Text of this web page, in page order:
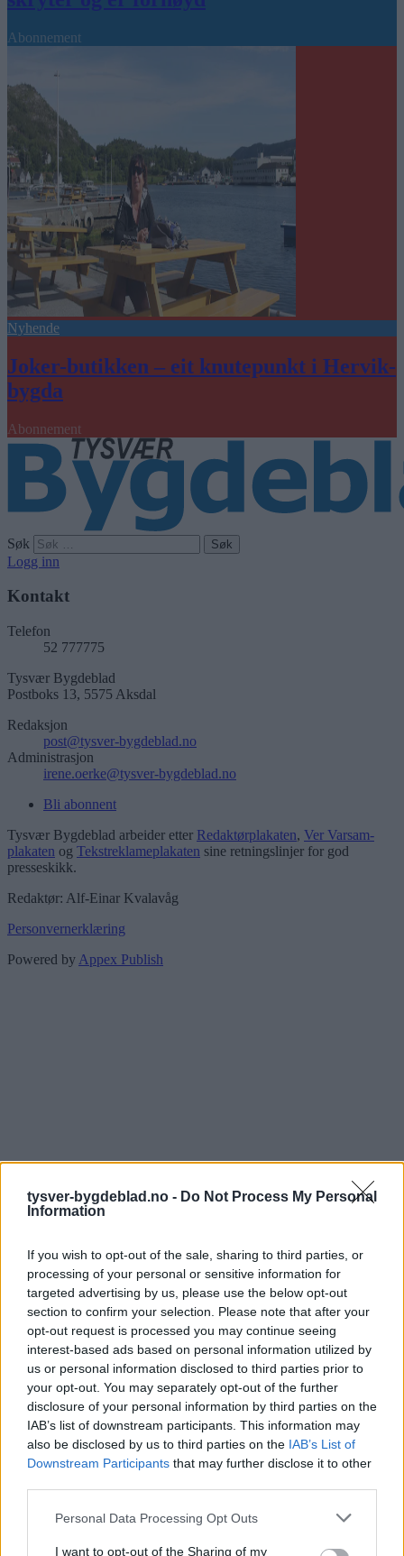
tysver-bygdeblad.no - Do Not Process My Personal
Information
If you wish to opt-out of the sale, sharing to third parties, or
processing of your personal or sensitive information for
targeted advertising by us, please use the below opt-out
section to confirm your selection. Please note that after your
opt-out request is processed you may continue seeing
interest-based ads based on personal information utilized by
us or personal information disclosed to third parties prior to
your opt-out. You may separately opt-out of the further
disclosure of your personal information by third parties on the
IAB’s list of downstream participants. This information may
also be disclosed by us to third parties on the IAB’s List of
Downstream Participants that may further disclose it to other
Personal Data Processing Opt Outs
I want to opt-out of the Sharing of my
Abonnement
Nyhende
Joker-butikken – eit knutepunkt i Hervik-
bygda
Abonnement
Søk
Logg inn
Kontakt
Telefon
52 777775
Tysvær Bygdeblad
Postboks 13, 5575 Aksdal
Redaksjon
post@tysver-bygdeblad.no
Administrasjon
irene.oerke@tysver-bygdeblad.no
Bli abonnent
Tysvær Bygdeblad arbeider etter Redaktørplakaten, Ver Varsam-
plakaten og Tekstreklameplakaten sine retningslinjer for god
presseskikk.
Redaktør: Alf-Einar Kvalavåg
Personvernerklæring
Powered by Appex Publish